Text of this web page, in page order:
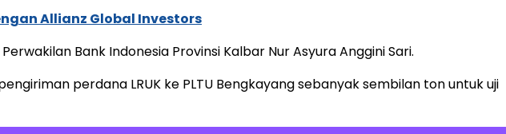
Allianz Global Investors
Bank Indonesia Provinsi Kalbar Nur Asyura Anggini Sari.
perdana LRUK ke PLTU Bengkayang sebanyak sembilan ton untuk uji